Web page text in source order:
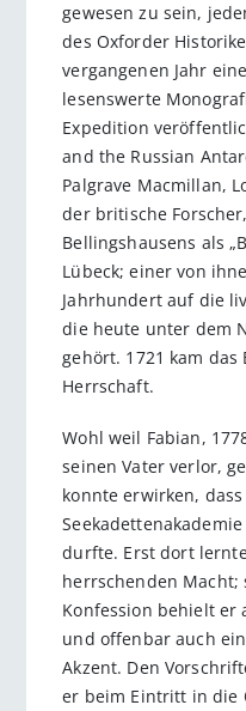
gewesen zu sein,
des Oxforder
vergangenen Jahr
lesenswerte
Expedition
and the Russian
Palgrave Macmillan,
der britische
Bellingshausens als
Lübeck; einer von
Jahrhundert auf die
die heute unter dem
gehört. 1721 kam
Herrschaft.
Wohl weil Fabian,
seinen Vater verlor,
konnte erwirken,
durfte. Erst dort
herrschenden Macht;
Konfession behielt er
und offenbar auch
Akzent. Den
er beim Eintritt in die